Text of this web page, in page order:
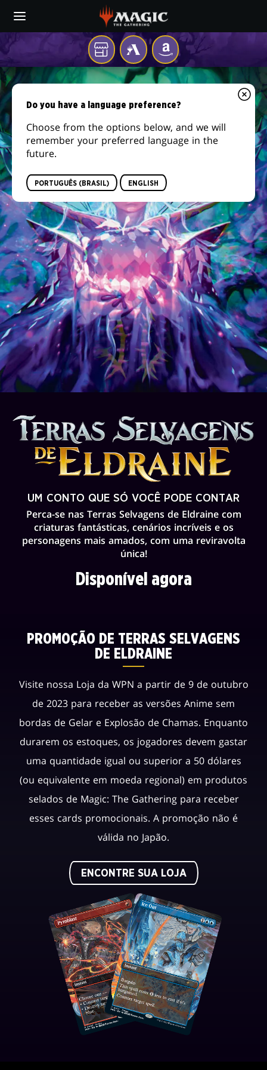
main
content
Sua
loja
local
MTG
ARENA
AMAZON
TERRAS
SELVAGENS
DE
ELDRAINE
UM CONTO QUE SÓ VOCÊ PODE CONTAR
Perca-se nas Terras Selvagens de Eldraine com
criaturas fantásticas, cenários incríveis e os
personagens mais amados, com uma reviravolta
única!
Disponível agora
PROMOÇÃO DE TERRAS SELVAGENS
DE ELDRAINE
Visite nossa Loja da WPN a partir de 9 de outubro
de 2023 para receber as versões Anime sem
bordas de Gelar e Explosão de Chamas. Enquanto
durarem os estoques, os jogadores devem gastar
uma quantidade igual ou superior a 50 dólares
(ou equivalente em moeda regional) em produtos
selados de Magic: The Gathering para receber
esses cards promocionais. A promoção não é
válida no Japão.
ENCONTRE SUA LOJA
Do you have a language preference?
Choose from the options below, and we will
remember your preferred language in the
future.
PORTUGUÊS (BRASIL) ENGLISH